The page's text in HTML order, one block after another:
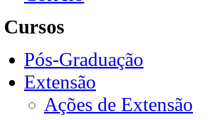
Cursos
Pós-Graduação
Extensão
Ações de Extensão